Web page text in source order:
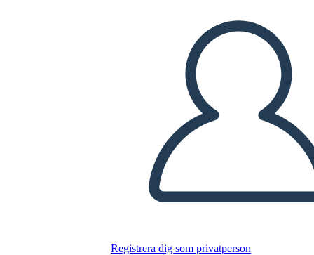
Registrera dig som privatperson
SKAPA EN STORYBOARD
SPELA UPP BILDSPEL
LÄS FÖR MIG